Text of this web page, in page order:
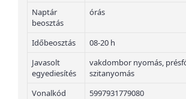
Naptár
beosztás
órás
Időbeosztás
08-20 h
Javasolt
egyediesítés
vakdombor nyomás,
szitanyomás
Vonalkód
5997931779080